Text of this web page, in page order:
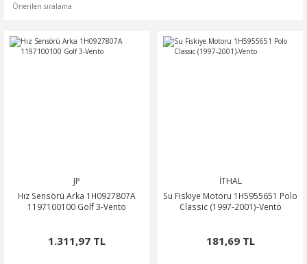
JP
Hız Sensörü Arka 1H0927807A
1197100100 Golf 3-Vento
1.311,97 TL
İTHAL
Su Fiskiye Motoru 1H5955651 Polo
Classic (1997-2001)-Vento
181,69 TL